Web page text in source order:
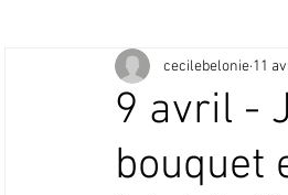
9 avril -
bouquet
cecilebelonie 11